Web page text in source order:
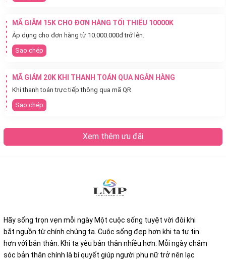
MÃ GIẢM 15K CHO ĐƠN HÀNG TỐI THIỂU 10000K
Áp dụng cho đơn hàng từ 10.000.000đ trở lên.
Sao chép
MÃ GIẢM 20K KHI THANH TOÁN QUA NGÂN HÀNG
Khi thanh toán trực tiếp thông qua mã QR
Sao chép
Xem thêm ưu đãi
Hãy sống trọn vẹn mỗi ngày Một cuộc sống tuyệt vời đôi khi
bắt nguồn từ chính chúng ta. Cuộc sống đẹp hơn khi ta tự tin
hơn với bản thân. Khi ta yêu bản thân nhiều hơn. Mỗi ngày chăm
sóc bản thân chính là bí quyết giúp người phụ nữ trở nên lạc